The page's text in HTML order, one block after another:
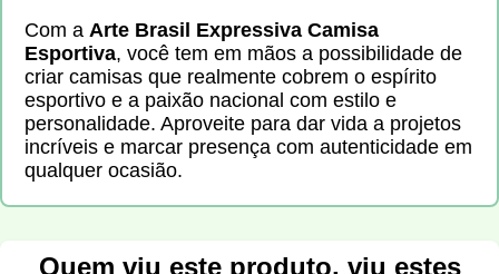
Com a Arte Brasil Expressiva Camisa
Esportiva, você tem em mãos a possibilidade de
criar camisas que realmente cobrem o espírito
esportivo e a paixão nacional com estilo e
personalidade. Aproveite para dar vida a projetos
incríveis e marcar presença com autenticidade em
qualquer ocasião.
Quem viu este produto, viu estes